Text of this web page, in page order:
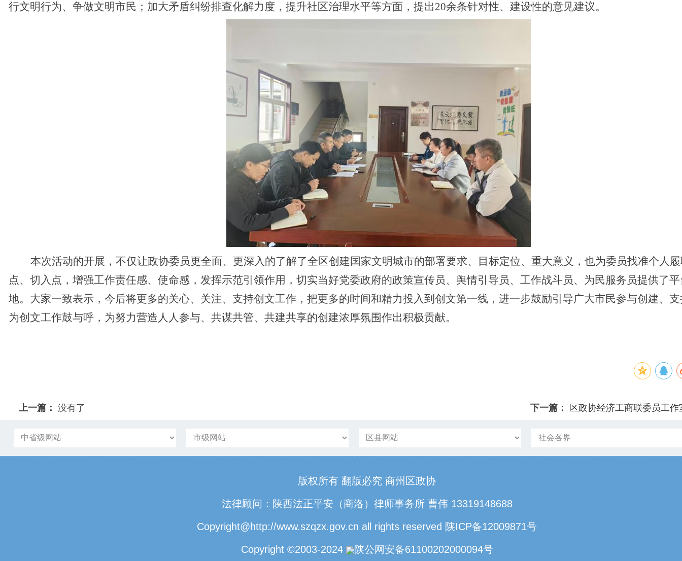
行文明行为、争做文明市民；加大矛盾纠纷排查化解力度，提升社区治理水平等方面，提出20余条针对性、建设性的意见建议。
本次活动的开展，不仅让政协委员更全面、更深入的了解了全区创建国家文明城市的部署要求、目标定位、重大意义，也为委员找准个人
点、切入点，增强工作责任感、使命感，发挥示范引领作用，切实当好党委政府的政策宣传员、舆情引导员、工作战斗员、为民服务员提供了
地。大家一致表示，今后将更多的关心、关注、支持创文工作，把更多的时间和精力投入到创文第一线，进一步鼓励引导广大市民参与创建、
为创文工作鼓与呼，为努力营造人人参与、共谋共管、共建共享的创建浓厚氛围作出积极贡献。
上一篇： 没有了 下一篇： 区政协经济工商联委员工作
版权所有 翻版必究 商州区政协
法律顾问：陕西法正平安（商洛）律师事务所 曹伟 13319148688
Copyright@http://www.szqzx.gov.cn all rights reserved 陕ICP备12009871号
Copyright ©2003-2024 陕公网安备61100202000094号